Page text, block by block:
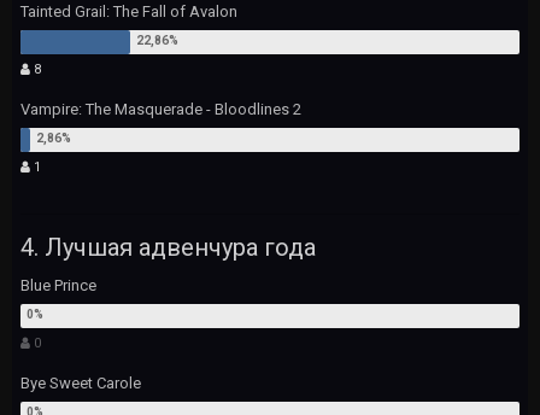
Tainted Grail: The Fall of Avalon
8
Vampire: The Masquerade - Bloodlines 2
1
4. Лучшая адвенчура года
Blue Prince
0
Bye Sweet Carole